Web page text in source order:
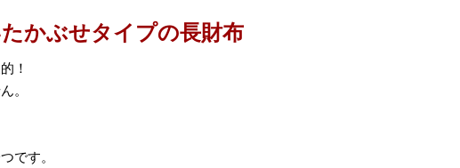
かぶせタイプの長財布
！
。
です。